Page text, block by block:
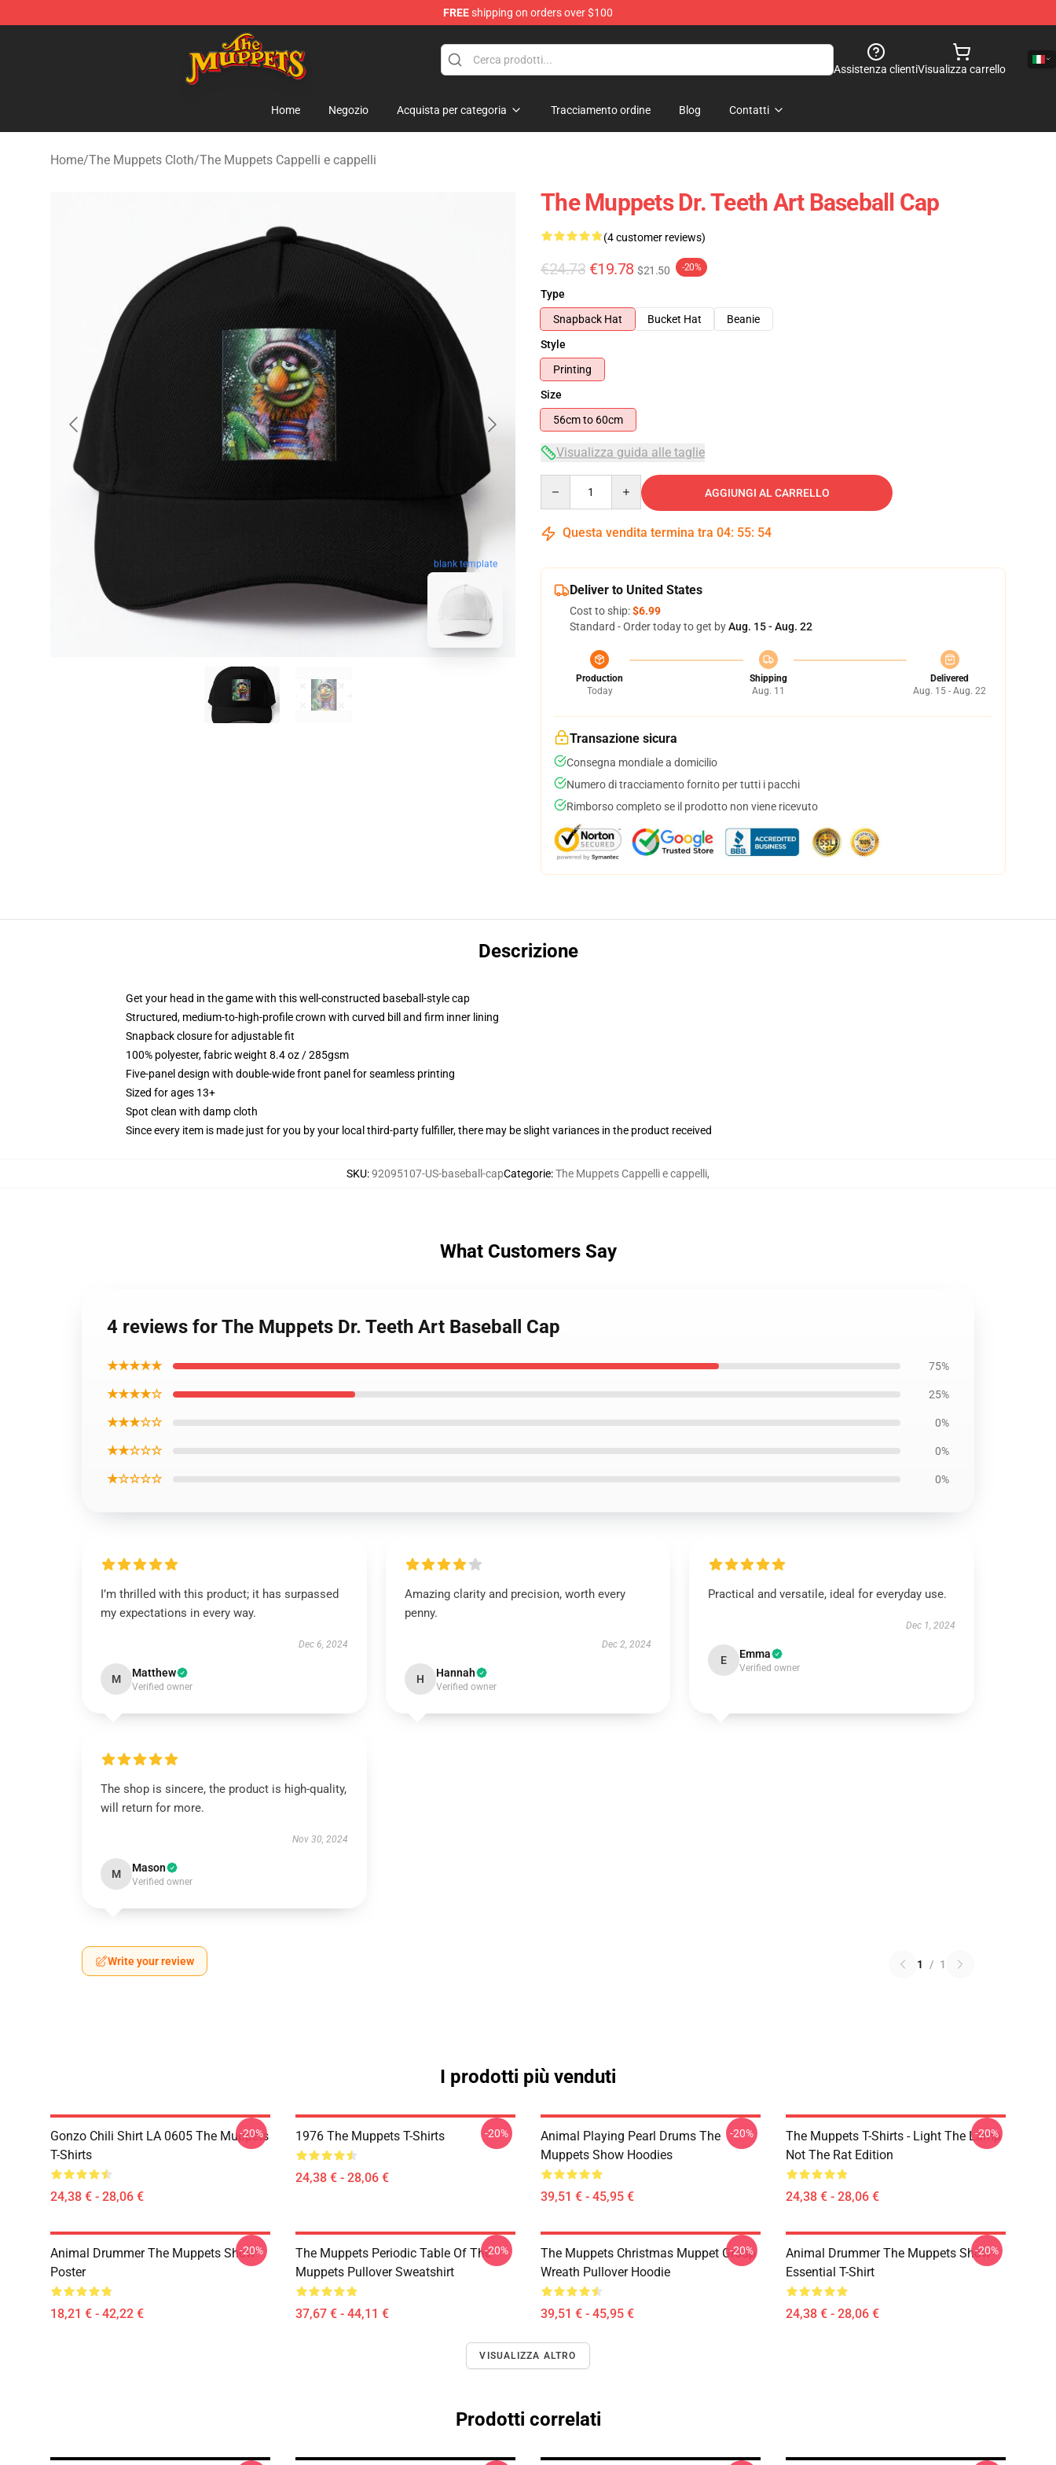
FREEshipping on orders over $100
The Muppets Store - Official The Muppets Merchandise Shop
Assistenza clientiVisualizza carrello
Home Negozio Acquista per categoria Tracciamento ordine Blog Contatti
Home/The Muppets Cloth/The Muppets Cappelli e cappelli
blank template
The Muppets Dr. Teeth Art Baseball Cap
(4 customer reviews)
€24.73 €19.78 $21.50 -20%
Type
Snapback Hat
Bucket Hat
Beanie
Style
Printing
Size
56cm to 60cm
Visualizza guida alle taglie
AGGIUNGI AL CARRELLO
Questa vendita termina tra 04: 55: 53
Deliver to United States
Cost to ship:$6.99
Standard - Order today to get byAug. 15 - Aug. 22
Production
Today
Shipping
Aug. 11
Delivered
Aug. 15 - Aug. 22
Transazione sicura
Consegna mondiale a domicilio
Numero di tracciamento fornito per tutti i pacchi
Rimborso completo se il prodotto non viene ricevuto
Descrizione
Get your head in the game with this well-constructed baseball-style cap
Structured, medium-to-high-profile crown with curved bill and firm inner lining
Snapback closure for adjustable fit
100% polyester, fabric weight 8.4 oz / 285gsm
Five-panel design with double-wide front panel for seamless printing
Sized for ages 13+
Spot clean with damp cloth
Since every item is made just for you by your local third-party fulfiller, there may be slight variances in the product received
SKU:92095107-US-baseball-capCategorie:The Muppets Cappelli e cappelli,
What Customers Say
4 reviews for The Muppets Dr. Teeth Art Baseball Cap
★★★★★ 75%
★★★★☆ 25%
★★★☆☆ 0%
★★☆☆☆ 0%
★☆☆☆☆ 0%
I’m thrilled with this product; it has surpassed
my expectations in every way.
Dec 6, 2024
M Matthew
Verified owner
Amazing clarity and precision, worth every
penny.
Dec 2, 2024
H Hannah
Verified owner
Practical and versatile, ideal for everyday use.
Dec 1, 2024
E Emma
Verified owner
The shop is sincere, the product is high-quality,
will return for more.
Nov 30, 2024
M Mason
Verified owner
Write your review 1 / 1
I prodotti più venduti
Gonzo Chili Shirt LA 0605 The Muppets
T-Shirts
24,38 € - 28,06 €
-20% 1976 The Muppets T-Shirts
24,38 € - 28,06 €
-20%
Animal Playing Pearl Drums The
Muppets Show Hoodies
39,51 € - 45,95 €
-20%
The Muppets T-Shirts - Light The Lamp
Not The Rat Edition
24,38 € - 28,06 €
-20%
Animal Drummer The Muppets Show
Poster
18,21 € - 42,22 €
-20%
The Muppets Periodic Table Of The
Muppets Pullover Sweatshirt
37,67 € - 44,11 €
-20%
The Muppets Christmas Muppet Group
Wreath Pullover Hoodie
39,51 € - 45,95 €
-20%
Animal Drummer The Muppets Show
Essential T-Shirt
24,38 € - 28,06 €
-20%
VISUALIZZA ALTRO
Prodotti correlati